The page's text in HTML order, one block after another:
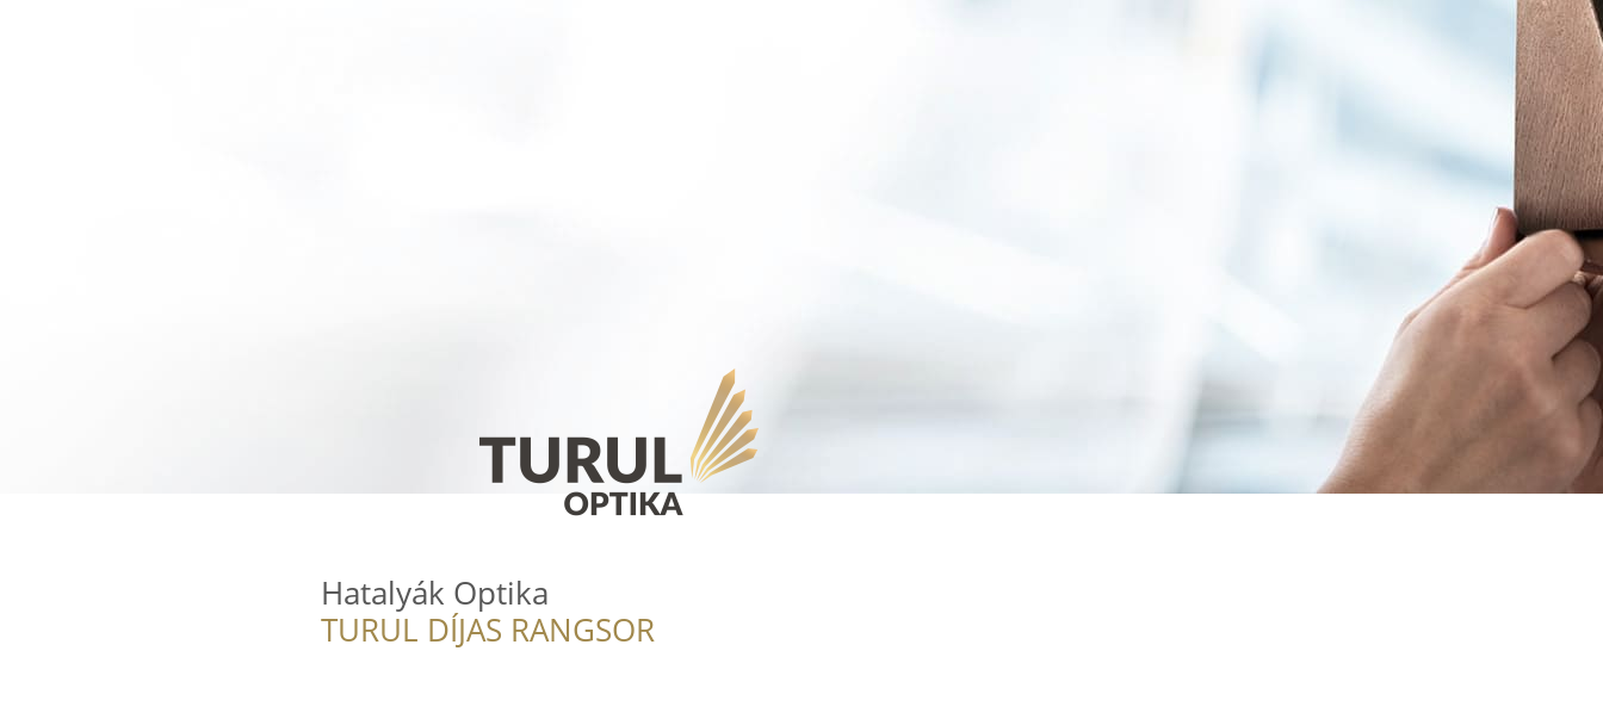
Hatalyák Optika
TURUL DÍJAS RANGSOR